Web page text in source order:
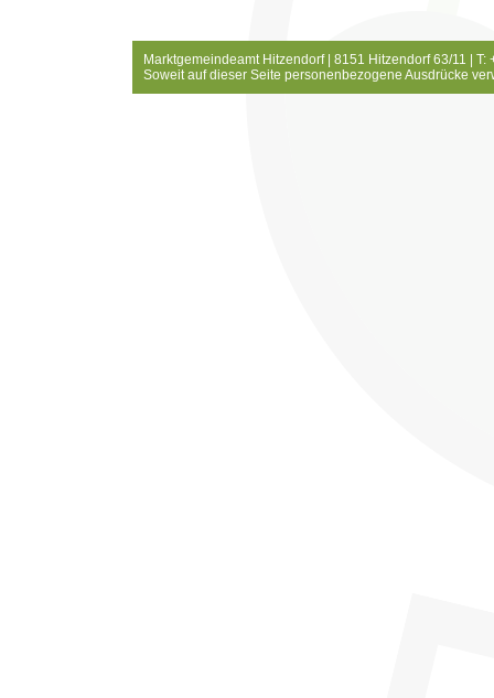
Marktgemeindeamt Hitzendorf | 8151 Hitzendorf 63/11 |
Soweit auf dieser Seite personenbezogene Ausdrücke